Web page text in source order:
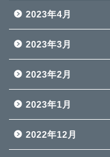
2023年4月
2023年3月
2023年2月
2023年1月
2022年12月